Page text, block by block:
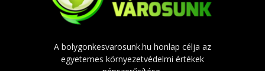
A bolygonkesvarosunk.hu honlap célja az
egyetemes környezetvédelmi értékek